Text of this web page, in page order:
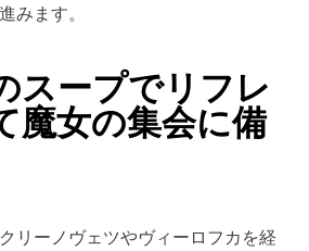
みます。
スープでリフレ
魔女の集会に備
リーノヴェツやヴィーロフカを経